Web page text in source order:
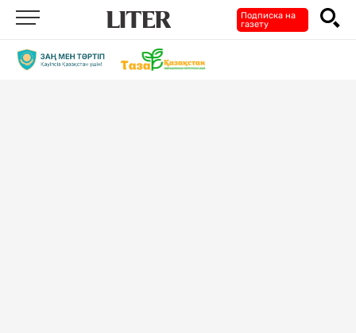
Подписка на
газету